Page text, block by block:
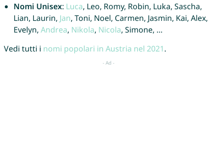
Nomi Unisex: Luca, Leo, Romy, Robin, Luka, Sascha,
Lian, Laurin, Jan, Toni, Noel, Carmen, Jasmin, Kai, Alex,
Evelyn, Andrea, Nikola, Nicola, Simone, …
Vedi tutti i nomi popolari in Austria nel 2021.